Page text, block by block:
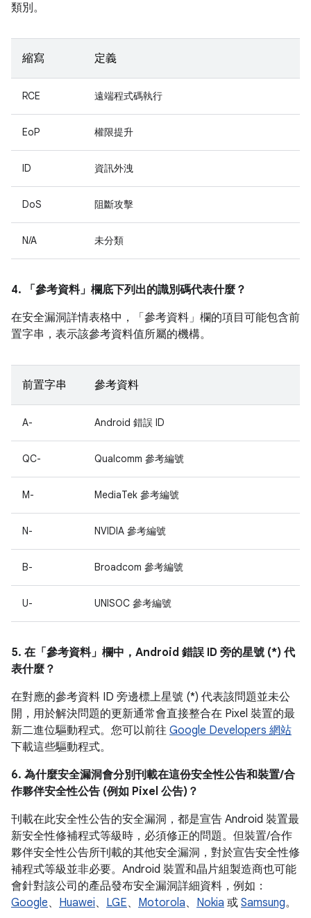
類別。
縮寫 定義
RCE 遠端程式碼執行
EoP 權限提升
ID 資訊外洩
DoS 阻斷攻擊
N/A 未分類
4. 「參考資料」 欄底下列出的識別碼代表什麼？
在安全漏洞詳情表格中，「參考資料」 欄的項目可能包含前
置字串，表示該參考資料值所屬的機構。
前置字串 參考資料
A- Android 錯誤 ID
QC- Qualcomm 參考編號
M- MediaTek 參考編號
N- NVIDIA 參考編號
B- Broadcom 參考編號
U- UNISOC 參考編號
5. 在「參考資料」 欄中，Android 錯誤 ID 旁的星號 (*) 代
表什麼？
在對應的參考資料 ID 旁邊標上星號 (*) 代表該問題並未公
開，用於解決問題的更新通常會直接整合在 Pixel 裝置的最
新二進位驅動程式。您可以前往 Google Developers 網站
下載這些驅動程式。
6. 為什麼安全漏洞會分別刊載在這份安全性公告和裝置/合
作夥伴安全性公告 (例如 Pixel 公告)？
刊載在此安全性公告的安全漏洞，都是宣告 Android 裝置最
新安全性修補程式等級時，必須修正的問題。但裝置/合作
夥伴安全性公告所刊載的其他安全漏洞，對於宣告安全性修
補程式等級並非必要。Android 裝置和晶片組製造商也可能
會針對該公司的產品發布安全漏洞詳細資料，例如：
Google、 Huawei、 LGE、 Motorola、 Nokia 或 Samsung。